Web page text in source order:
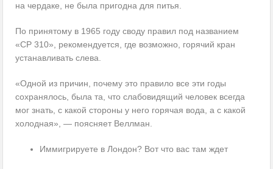
на чердаке, не была пригодна для питья.
По принятому в 1965 году своду правил под названием
«CP 310», рекомендуется, где возможно, горячий кран
устанавливать слева.
«Одной из причин, почему это правило все эти годы
сохранялось, была та, что слабовидящий человек всегда
мог знать, с какой стороны у него горячая вода, а с какой
холодная», — поясняет Веллман.
Иммигрируете в Лондон? Вот что вас там ждет